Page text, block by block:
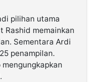
pilihan utama
memainkan
Sementara Ardi
penampilan.